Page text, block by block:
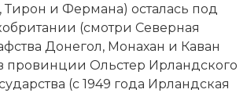
объединения и организации
история
и Фермана) осталась под
(смотри Северная
Донегол, Монахан и Каван
провинции Ольстер Ирландского
(с 1949 года Ирландская